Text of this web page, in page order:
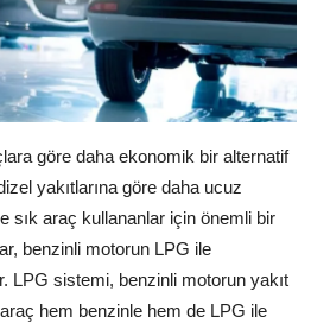
göre daha ekonomik bir alternatif
yakıtlarına göre daha ucuz
sık araç kullananlar için önemli bir
benzinli motorun LPG ile
LPG sistemi, benzinli motorun yakıt
hem benzinle hem de LPG ile